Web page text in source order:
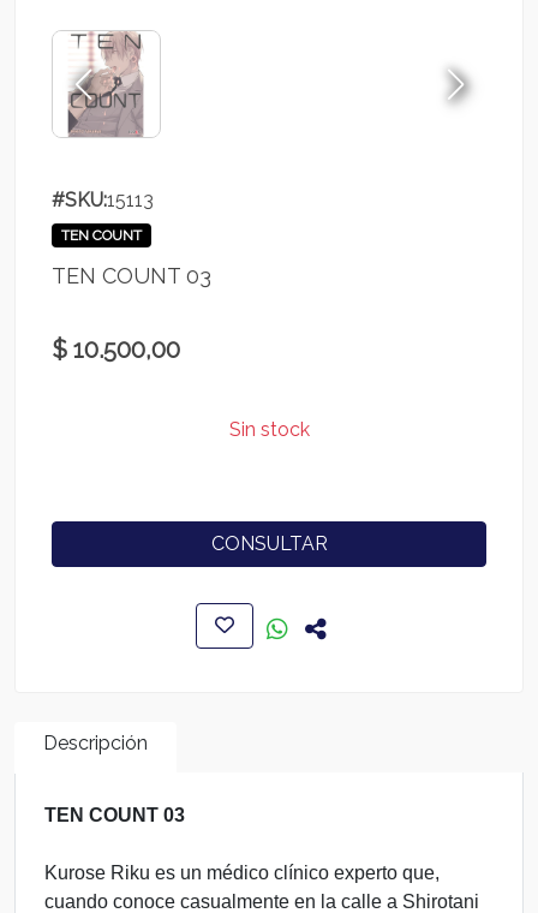
#SKU:15113
TEN COUNT
TEN COUNT 03
$ 10.500,00
Sin stock
CONSULTAR
Descripción
TEN COUNT 03
Kurose Riku es un médico clínico experto que,
cuando conoce casualmente en la calle a Shirotani